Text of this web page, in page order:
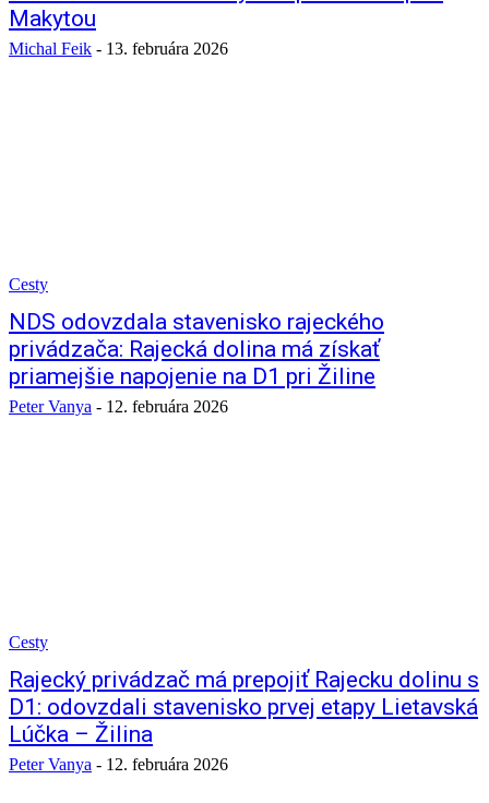
Makytou
Michal Feik - 13. februára 2026
Cesty
NDS odovzdala stavenisko rajeckého
privádzača: Rajecká dolina má získať
priamejšie napojenie na D1 pri Žiline
Peter Vanya - 12. februára 2026
Cesty
Rajecký privádzač má prepojiť Rajecku dolinu s
D1: odovzdali stavenisko prvej etapy Lietavská
Lúčka – Žilina
Peter Vanya - 12. februára 2026